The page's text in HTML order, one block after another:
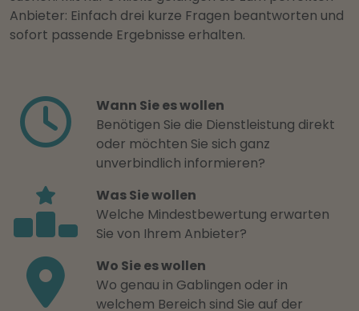
Anbieter: Einfach drei kurze Fragen beantworten und
sofort passende Ergebnisse erhalten.
Wann Sie es wollen
Benötigen Sie die Dienstleistung direkt
oder möchten Sie sich ganz
unverbindlich informieren?
Was Sie wollen
Welche Mindestbewertung erwarten
Sie von Ihrem Anbieter?
Wo Sie es wollen
Wo genau in Gablingen oder in
welchem Bereich sind Sie auf der